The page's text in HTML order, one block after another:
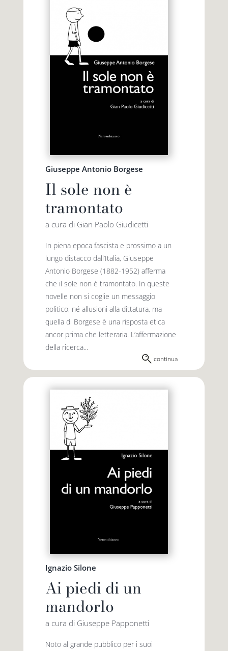
Giuseppe Antonio Borgese
Il sole non è
tramontato
a cura di Gian Paolo Giudicetti
In piena epoca fascista e prossimo a un
lungo distacco dall’Italia, Giuseppe
Antonio Borgese (1882-1952) afferma
che il sole non è tramontato. In queste
novelle non si coglie un messaggio
politico, né allusioni alla dittatura, ma
quella di Borgese è una risposta etica
ancor prima che letteraria. L’affermazione
della ricerca...
continua
Ignazio Silone
Ai piedi di un
mandorlo
a cura di Giuseppe Papponetti
Noto al grande pubblico per i suoi